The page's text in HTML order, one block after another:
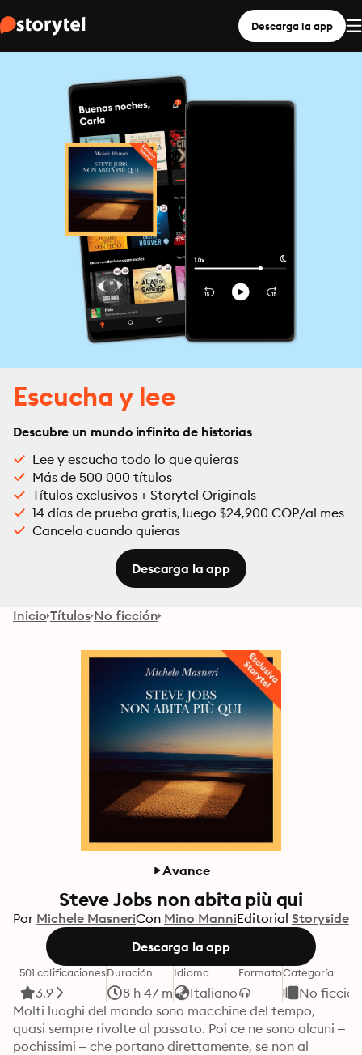
Descarga la app
Escucha y lee
Descubre un mundo infinito de historias
Lee y escucha todo lo que quieras
Más de 500 000 títulos
Títulos exclusivos + Storytel Originals
14 días de prueba gratis, luego $24,900 COP/al mes
Cancela cuando quieras
Descarga la app
Inicio Títulos No ficción
Avance
Steve Jobs non abita più qui
Por Michele MasneriCon Mino ManniEditorial Storyside
Descarga la app
501 calificaciones
3.9
Duración
8 h 47 m
Idioma
Italiano
FormatoCategoría
No ficción
Molti luoghi del mondo sono macchine del tempo,
quasi sempre rivolte al passato. Poi ce ne sono alcuni –
pochissimi – che portano direttamente, se non al